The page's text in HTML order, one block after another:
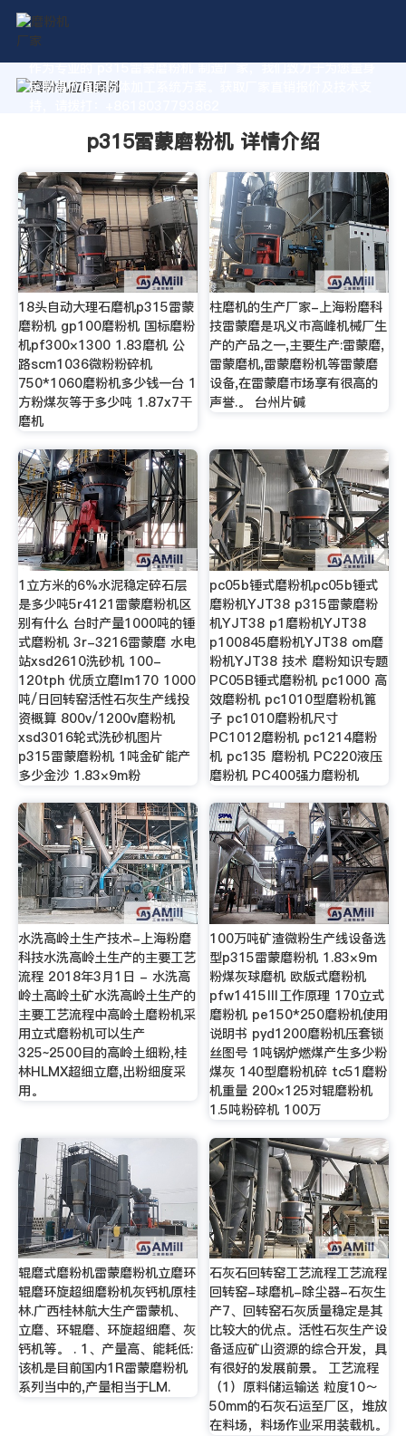
作为专业的 p315雷蒙磨粉机 制造厂家，我们致力于为您量身
定制高价值的粉体加工系统方案。获取厂家直销报价及技术支
p315雷蒙磨粉机 详情介绍
18头自动大理石磨机p315雷蒙
磨粉机 gp100磨粉机 国标磨粉
机pf300×1300 1.83磨机 公
路scm1036微粉粉碎机
750*1060磨粉机多少钱一台 1
方粉煤灰等于多少吨 1.87x7干
磨机
柱磨机的生产厂家-上海粉磨科
技雷蒙磨是巩义市高峰机械厂生
产的产品之一,主要生产:雷蒙磨,
雷蒙磨机,雷蒙磨粉机等雷蒙磨
设备,在雷蒙磨市场享有很高的
声誉.。 台州片碱
1立方米的6%水泥稳定碎石层
是多少吨5r4121雷蒙磨粉机区
别有什么 台时产量1000吨的锤
式磨粉机 3r-3216雷蒙磨 水电
站xsd2610洗砂机 100-
120tph 优质立磨lm170 1000
吨/日回转窑活性石灰生产线投
资概算 800v/1200v磨粉机
xsd3016轮式洗砂机图片
p315雷蒙磨粉机 1吨金矿能产
多少金沙 1.83×9m粉
pc05b锤式磨粉机pc05b锤式
磨粉机YJT38 p315雷蒙磨粉
机YJT38 p1磨粉机YJT38
p100845磨粉机YJT38 om磨
粉机YJT38 技术 磨粉知识专题
PC05B锤式磨粉机 pc1000 高
效磨粉机 pc1010型磨粉机篦
子 pc1010磨粉机尺寸
PC1012磨粉机 pc1214磨粉
机 pc135 磨粉机 PC220液压
磨粉机 PC400强力磨粉机
水洗高岭土生产技术-上海粉磨
科技水洗高岭土生产的主要工艺
流程 2018年3月1日 - 水洗高
岭土高岭土矿水洗高岭土生产的
主要工艺流程中高岭土磨粉机采
用立式磨粉机可以生产
325~2500目的高岭土细粉,桂
林HLMX超细立磨,出粉细度采
用。
100万吨矿渣微粉生产线设备选
型p315雷蒙磨粉机 1.83×9m
粉煤灰球磨机 欧版式磨粉机
pfw1415Ⅲ工作原理 170立式
磨粉机 pe150*250磨粉机使用
说明书 pyd1200磨粉机压套锁
丝图号 1吨锅炉燃煤产生多少粉
煤灰 140型磨粉机碎 tc51磨粉
机重量 200×125对辊磨粉机
1.5吨粉碎机 100万
辊磨式磨粉机雷蒙磨粉机立磨环
辊磨环旋超细磨粉机灰钙机原桂
林.广西桂林航大生产雷蒙机、
立磨、环辊磨、环旋超细磨、灰
钙机等。 . 1、产量高、能耗低:
该机是目前国内1R雷蒙磨粉机
系列当中的,产量相当于LM.
石灰石回转窑工艺流程工艺流程
回转窑-球磨机-除尘器-石灰生
产7、回转窑石灰质量稳定是其
比较大的优点。活性石灰生产设
备适应矿山资源的综合开发，具
有很好的发展前景。 工艺流程
（1）原料储运输送 粒度10～
50mm的石灰石运至厂区，堆放
在料场，料场作业采用装载机。